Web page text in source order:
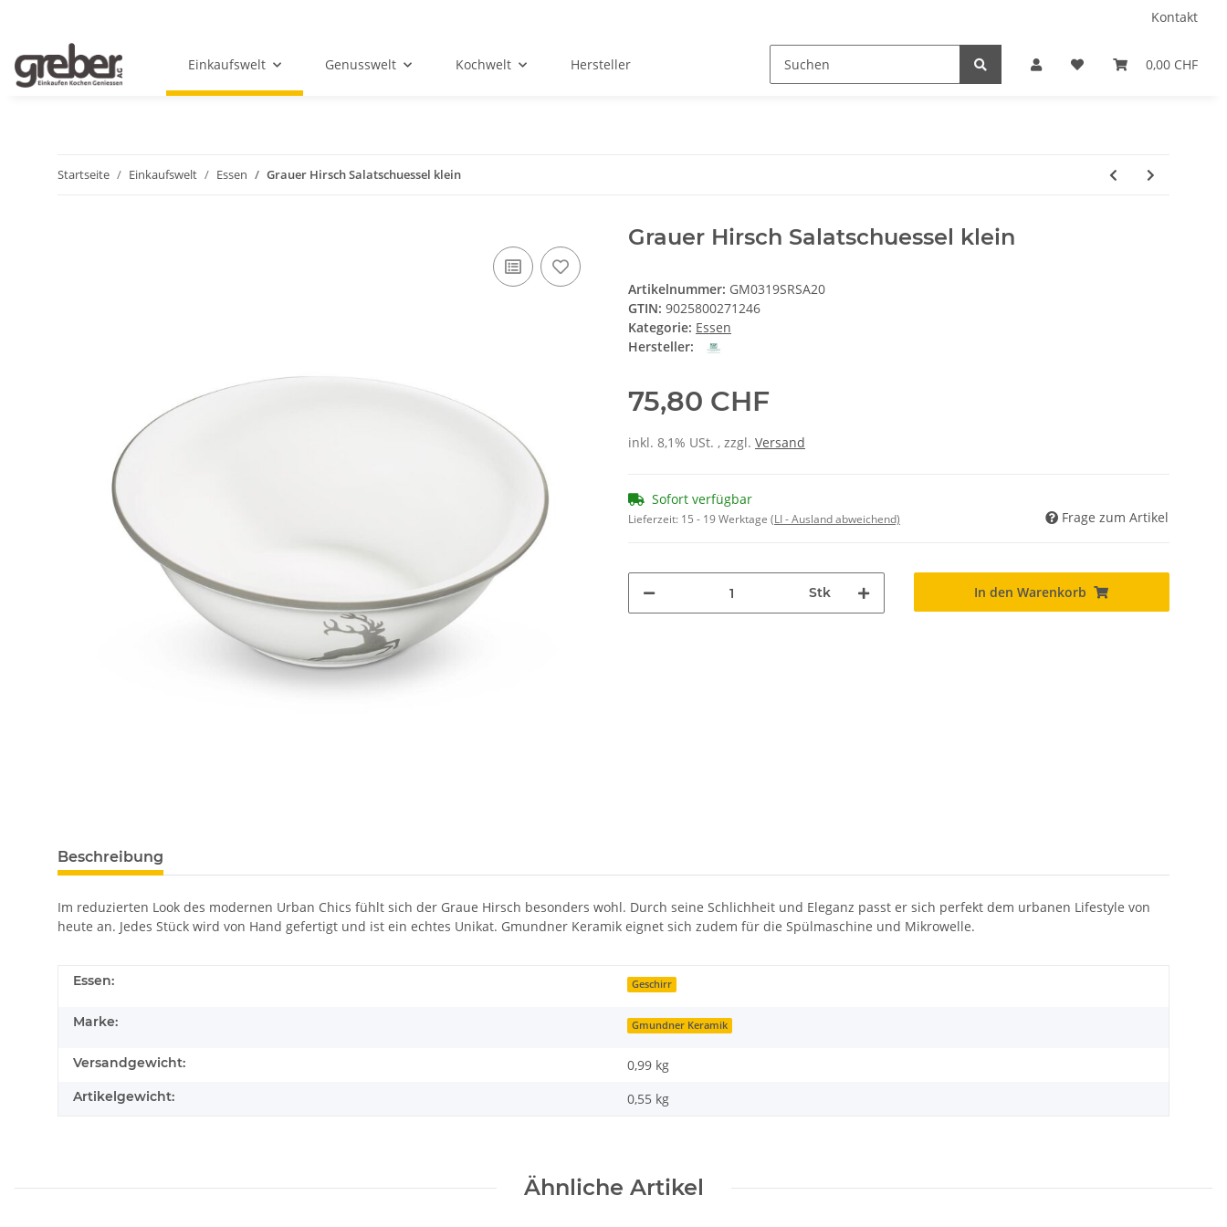
Kontakt
0,00 CHF
Einkaufswelt Genusswelt Kochwelt Hersteller
Startseite Einkaufswelt Essen Grauer Hirsch Salatschuessel klein
Grauer Hirsch Salatschuessel klein
Artikelnummer: GM0319SRSA20
GTIN: 9025800271246
Kategorie: Essen
Hersteller:
75,80 CHF
inkl. 8,1% USt. , zzgl. Versand
Sofort verfügbar
Lieferzeit: 15 - 19 Werktage (LI - Ausland abweichend) Frage zum Artikel
Stk In den Warenkorb
Beschreibung
Im reduzierten Look des modernen Urban Chics fühlt sich der Graue Hirsch besonders wohl. Durch seine Schlichheit und Eleganz passt er sich perfekt dem urbanen Lifestyle von
heute an. Jedes Stück wird von Hand gefertigt und ist ein echtes Unikat. Gmundner Keramik eignet sich zudem für die Spülmaschine und Mikrowelle.
Essen: Geschirr
Marke: Gmundner Keramik
Versandgewicht: 0,99 kg
Artikelgewicht: 0,55 kg
Ähnliche Artikel